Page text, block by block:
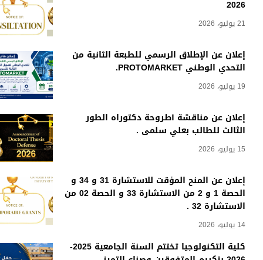
2026
21 يوليو، 2026
إعلان عن الإطلاق الرسمي للطبعة الثانية من
التحدي الوطني PROTOMARKET.
19 يوليو، 2026
إعلان عن مناقشة أطروحة دكتوراه الطور
الثالث للطالب بعلي سلمى .
15 يوليو، 2026
إعلان عن المنح المؤقت للاستشارة 31 و 34 و
الحصة 1 و 2 من الاستشارة 33 و الحصة 02 من
الاستشارة 32 .
14 يوليو، 2026
كلية التكنولوجيا تختتم السنة الجامعية 2025-